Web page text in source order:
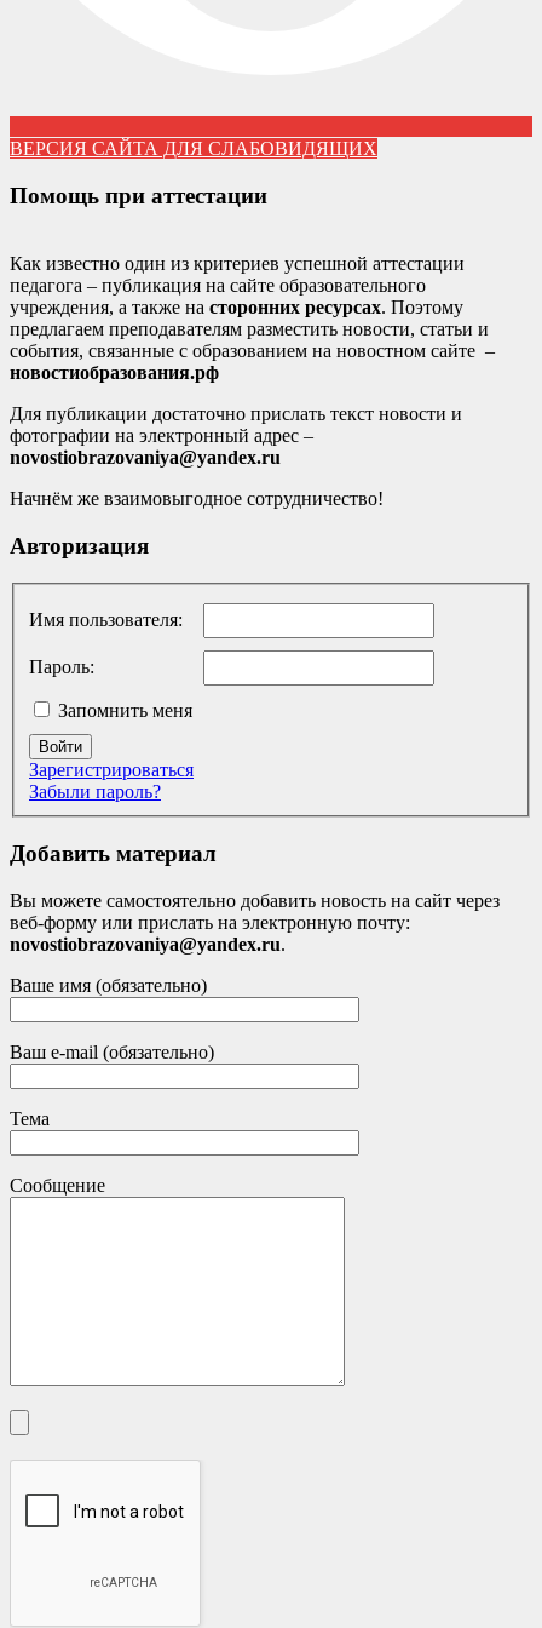
ВЕРСИЯ САЙТА ДЛЯ СЛАБОВИДЯЩИХ
Помощь при аттестации
Как известно один из критериев успешной аттестации
педагога – публикация на сайте образовательного
учреждения, а также на сторонних ресурсах. Поэтому
предлагаем преподавателям разместить новости, статьи и
события, связанные с образованием на новостном сайте –
новостиобразования.рф
Для публикации достаточно прислать текст новости и
фотографии на электронный адрес –
novostiobrazovaniya@yandex.ru
Начнём же взаимовыгодное сотрудничество!
Авторизация
Имя пользователя:
Пароль:
Запомнить меня
Войти
Зарегистрироваться
Забыли пароль?
Добавить материал
Вы можете самостоятельно добавить новость на сайт через
веб-форму или прислать на электронную почту:
novostiobrazovaniya@yandex.ru.
Ваше имя (обязательно)
Ваш e-mail (обязательно)
Тема
Сообщение